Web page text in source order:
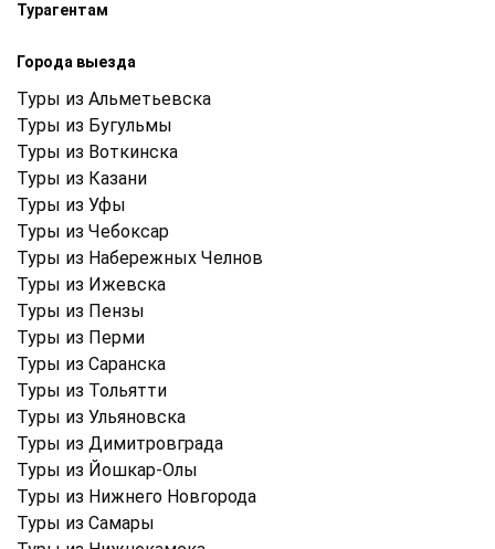
Турагентам
Города выезда
Туры из Альметьевска
Туры из Бугульмы
Туры из Воткинска
Туры из Казани
Туры из Уфы
Туры из Чебоксар
Туры из Набережных Челнов
Туры из Ижевска
Туры из Пензы
Туры из Перми
Туры из Саранска
Туры из Тольятти
Туры из Ульяновска
Туры из Димитровграда
Туры из Йошкар-Олы
Туры из Нижнего Новгорода
Туры из Самары